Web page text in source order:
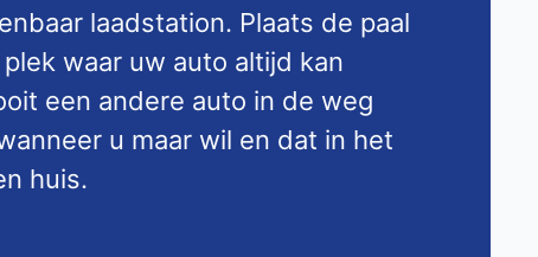
laadstation. Plaats de paal
waar uw auto altijd kan
een andere auto in de weg
u maar wil en dat in het
huis.